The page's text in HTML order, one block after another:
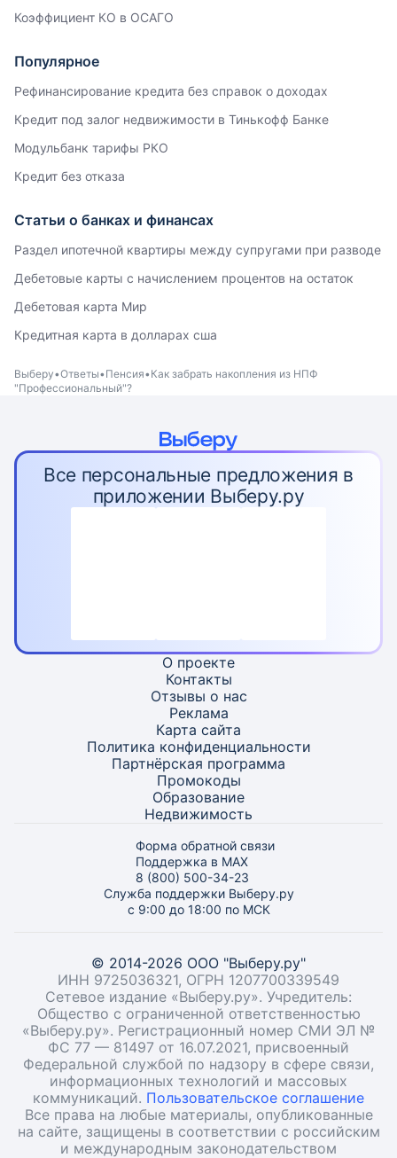
Коэффициент КО в ОСАГО
Популярное
Рефинансирование кредита без справок о доходах
Кредит под залог недвижимости в Тинькофф Банке
Модульбанк тарифы РКО
Кредит без отказа
Статьи о банках и финансах
Раздел ипотечной квартиры между супругами при разводе
Дебетовые карты с начислением процентов на остаток
Дебетовая карта Мир
Кредитная карта в долларах сша
Выберу Ответы Пенсия Как забрать накопления из НПФ
"Профессиональный"?
Все персональные предложения в
приложении Выберу.ру
О проекте
Контакты
Отзывы о нас
Реклама
Карта сайта
Политика конфиденциальности
Партнёрская программа
Промокоды
Образование
Недвижимость
Форма обратной связи
Поддержка в MAX
8 (800) 500-34-23
Служба поддержки Выберу.ру
с 9:00 до 18:00 по МСК
© 2014-2026 ООО "Выберу.ру"
ИНН 9725036321, ОГРН 1207700339549
Сетевое издание «Выберу.ру». Учредитель:
Общество с ограниченной ответственностью
«Выберу.ру». Регистрационный номер СМИ ЭЛ №
ФС 77 — 81497 от 16.07.2021, присвоенный
Федеральной службой по надзору в сфере связи,
информационных технологий и массовых
коммуникаций. Пользовательское соглашение
Все права на любые материалы, опубликованные
на сайте, защищены в соответствии с российским
и международным законодательством